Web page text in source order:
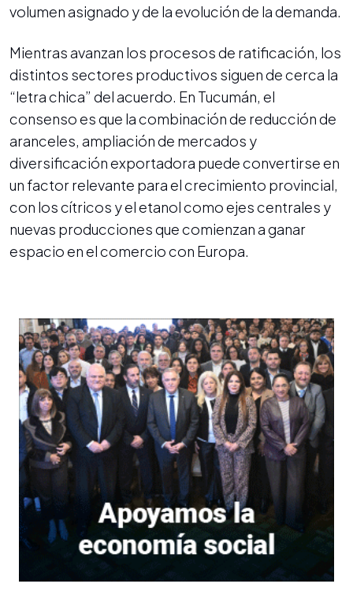
volumen asignado y de la evolución de la demanda.
Mientras avanzan los procesos de ratificación, los
distintos sectores productivos siguen de cerca la
“letra chica” del acuerdo. En Tucumán, el
consenso es que la combinación de reducción de
aranceles, ampliación de mercados y
diversificación exportadora puede convertirse en
un factor relevante para el crecimiento provincial,
con los cítricos y el etanol como ejes centrales y
nuevas producciones que comienzan a ganar
espacio en el comercio con Europa.